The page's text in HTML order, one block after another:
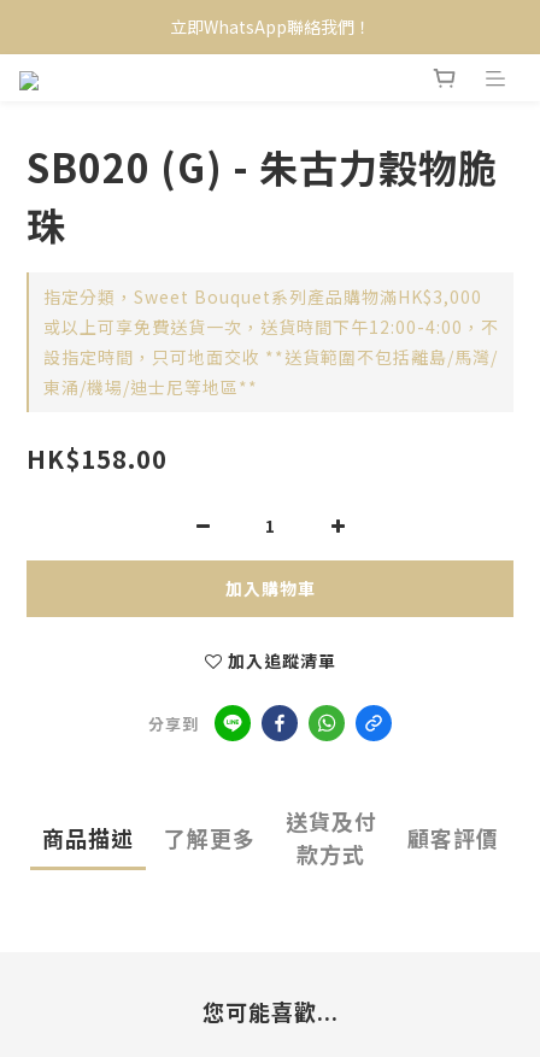
立即WhatsApp聯絡我們！
SB020 (G) - 朱古力穀物脆
珠
指定分類，Sweet Bouquet系列產品購物滿HK$3,000
或以上可享免費送貨一次，送貨時間下午12:00-4:00，不
設指定時間，只可地面交收 **送貨範圍不包括離島/馬灣/
東涌/機場/迪士尼等地區**
HK$158.00
加入購物車
加入追蹤清單
分享到
商品描述 了解更多
送貨及付
款方式
顧客評價
您可能喜歡...